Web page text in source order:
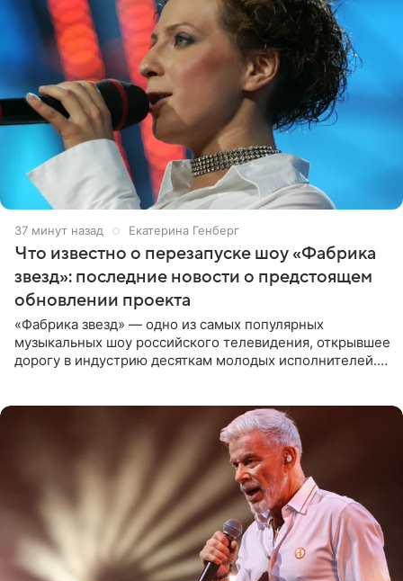
37 минут назад Екатерина Генберг
Что известно о перезапуске шоу «Фабрика
звезд»: последние новости о предстоящем
обновлении проекта
«Фабрика звезд» — одно из самых популярных
музыкальных шоу российского телевидения, открывшее
дорогу в индустрию десяткам молодых исполнителей.